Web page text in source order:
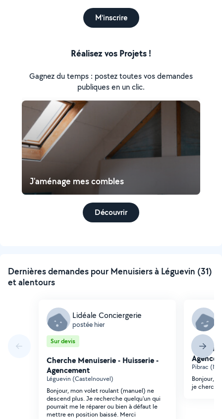
M'inscrire
Réalisez vos Projets !
Gagnez du temps : postez toutes vos demandes
publiques en un clic.
J'aménage mes combles
Découvrir
Dernières demandes pour Menuisiers à Léguevin (31)
et alentours
Lidéale Conciergerie
postée hier
Sur devis
Cherche Menuiserie - Huisserie -
Agencement
Léguevin (Castelnouvel)
Bonjour, mon volet roulant (manuel) ne
descend plus. Je recherche quelqu'un qui
pourrait me le réparer ou bien à défaut le
mettre en position baissé. Merci
Pibrac
Bonjour,
je cherche